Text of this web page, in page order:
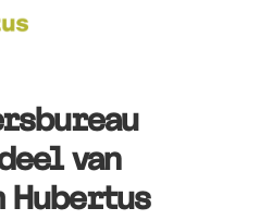
van
Hubertus